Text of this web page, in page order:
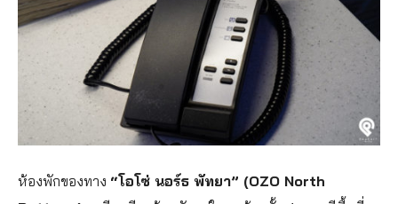
ห้องพักของทาง “โอโซ่ นอร์ธ พัทยา” (OZO North